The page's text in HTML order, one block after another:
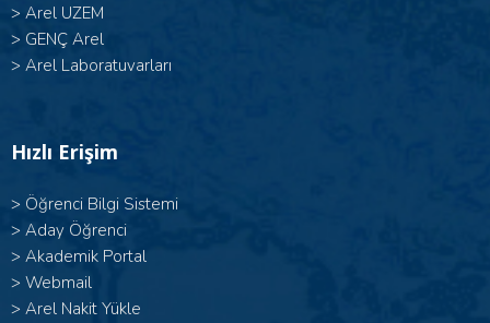
> Arel UZEM
> GENÇ Arel
> Arel Laboratuvarları
Hızlı Erişim
> Öğrenci Bilgi Sistemi
> Aday Öğrenci
> Akademik Portal
> Webmail
> Arel Nakit Yükle